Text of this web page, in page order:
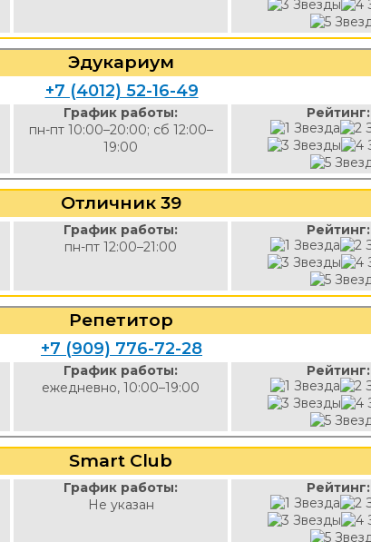
Эдукариум
+7 (4012) 52-16-49
График работы:
пн-пт 10:00–20:00; сб 12:00–
19:00
Рейтинг:
Отличник 39
График работы:
пн-пт 12:00–21:00
Рейтинг:
Репетитор
+7 (909) 776-72-28
График работы:
ежедневно, 10:00–19:00
Рейтинг:
Smart Club
График работы:
Не указан
Рейтинг: